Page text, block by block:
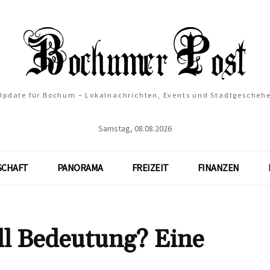
für Bochum – Lokalnachrichten, Events und
Samstag, 08.08.2026
PANORAMA FREIZEIT FINANZEN
Bedeutung? Eine